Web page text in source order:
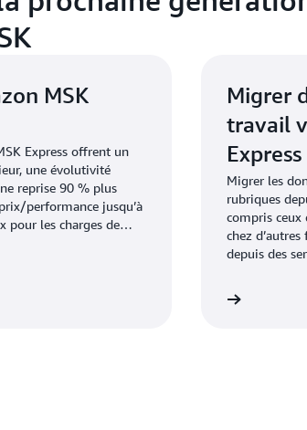
MSK
Express offrent un
une évolutivité
reprise 90 % plus
performance jusqu’à
pour les charges de
Migrer
travail
Migrer les
rubriques
compris ceux
chez
depuis des